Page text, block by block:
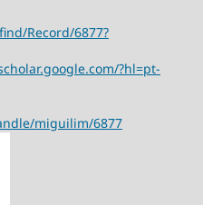
Record/6877?
?hl=pt-
miguilim/6877